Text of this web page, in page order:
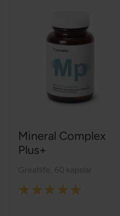
Mineral Complex
Plus+
Greatlife 60 kapslar
Rating: